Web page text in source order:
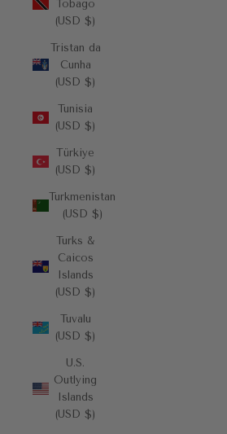
Tobago
(USD $)
Tristan da
Cunha
(USD $)
Tunisia
(USD $)
Türkiye
(USD $)
Turkmenistan
(USD $)
Turks &
Caicos
Islands
(USD $)
Tuvalu
(USD $)
U.S.
Outlying
Islands
(USD $)